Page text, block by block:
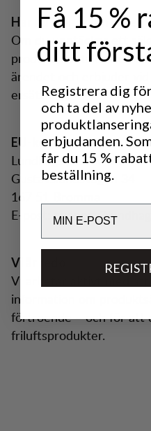
Har du frågor om
Om du upptäcker ett
produkt, kontakta oss
ärendet och erbjuder vid
ersättning.
EU-kontakt för
Lundhags / BRAV
Gustavslundsvägen 34
167 51 Bromma
E-post:
Vi är redo
Vi arbetar aktivt med att
information om
förtroende – och för att
friluftsprodukter.
Få 15 %
ditt
Registrera dig
och ta del av
erbjudanden.
får du 15 %
beställning.